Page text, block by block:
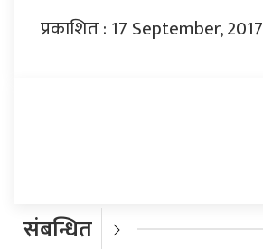
प्रकाशित : 17 September, 2017
संबन्धित